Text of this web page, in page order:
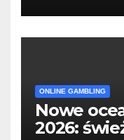
ONLINE GAMBLING
Nowe
2026: